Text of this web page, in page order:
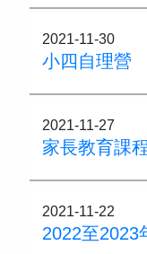
2021-11-30
小四自理營
2021-11-27
2021-11-22